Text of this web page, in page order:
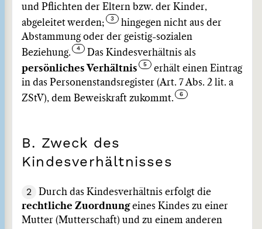
und Pflichten der Eltern bzw. der Kinder,
abgeleitet werden;
hingegen nicht aus der
Abstammung oder der geistig-sozialen
Beziehung.
Das Kindesverhältnis als
persönliches Verhältnis
erhält einen Eintrag
in das Personenstandsregister (Art. 7 Abs. 2 lit. a
ZStV), dem Beweiskraft zukommt.
B. Zweck des
Kindesverhältnisses
2
Durch das Kindesverhältnis erfolgt die
rechtliche Zuordnungeines Kindes zu einer
Mutter (Mutterschaft) und zu einem anderen